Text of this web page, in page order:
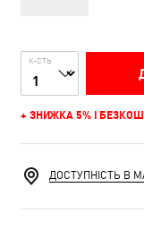
К-СТЬ
+ ЗНИЖКА 5% І
ДОСТУПНІСТЬ В